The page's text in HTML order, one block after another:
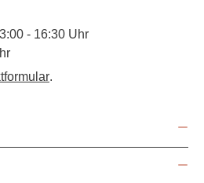
- 16:30 Uhr
.